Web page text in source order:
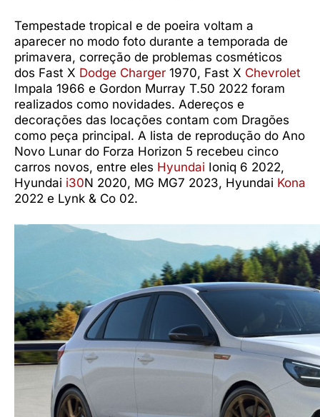
Tempestade tropical e de poeira voltam a
aparecer no modo foto durante a temporada de
primavera, correção de problemas cosméticos
dos Fast X Dodge Charger 1970, Fast X Chevrolet
Impala 1966 e Gordon Murray T.50 2022 foram
realizados como novidades. Adereços e
decorações das locações contam com Dragões
como peça principal. A lista de reprodução do Ano
Novo Lunar do Forza Horizon 5 recebeu cinco
carros novos, entre eles Hyundai Ioniq 6 2022,
Hyundai i30N 2020, MG MG7 2023, Hyundai Kona
2022 e Lynk & Co 02.